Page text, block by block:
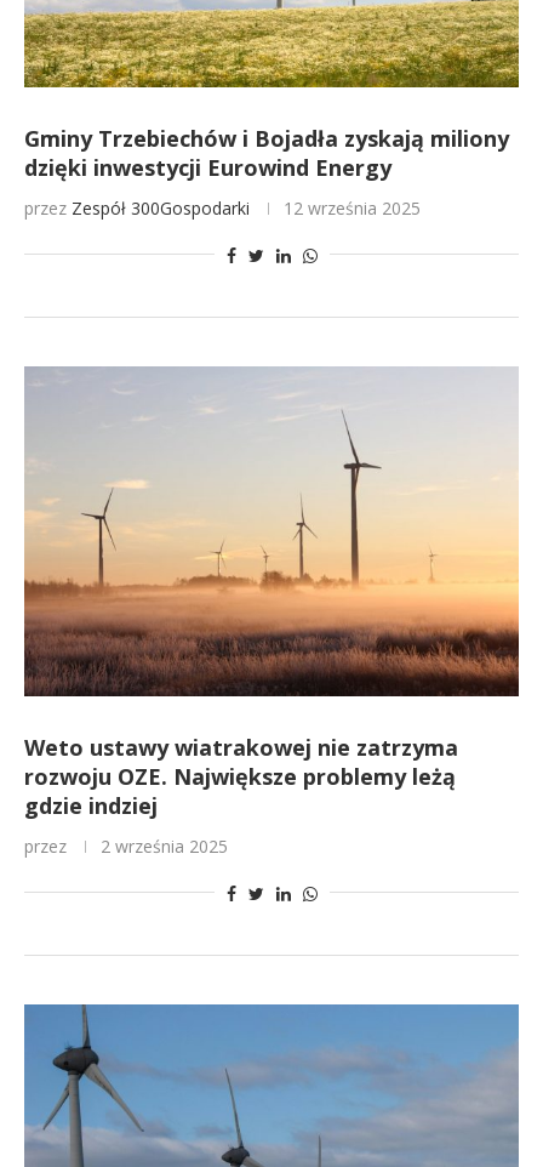
Gminy Trzebiechów i Bojadła zyskają miliony
dzięki inwestycji Eurowind Energy
przez Zespół 300Gospodarki 12 września 2025
Weto ustawy wiatrakowej nie zatrzyma
rozwoju OZE. Największe problemy leżą
gdzie indziej
przez 2 września 2025